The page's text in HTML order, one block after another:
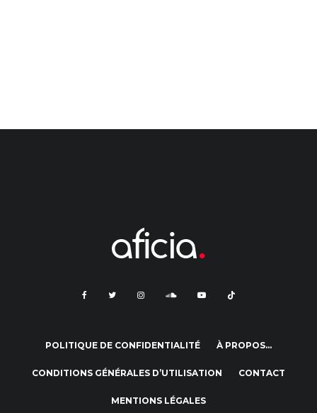
POLITIQUE DE CONFIDENTIALITÉ À PROPOS…
CONDITIONS GÉNÉRALES D’UTILISATION CONTACT
MENTIONS LÉGALES